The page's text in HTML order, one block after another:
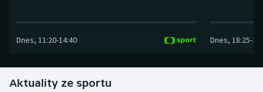
Gymnastika
Dnes, 11:20-14:40 Dnes, 18:25-
Aktuality ze sportu